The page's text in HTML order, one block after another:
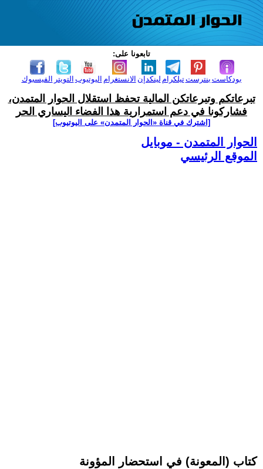
تابعونا على:
الفيسبوك التويتر اليوتيوب الانستغرام لينكدإن تيلكرامبنترست بودكاست
تبرعاتكم وتبرعاتكن المالية تحفظ استقلال الحوار المتمدن،
فشاركونا في دعم استمرارية هذا الفضاء اليساري الحر
[اشترك في قناة ‫«الحوار المتمدن» على اليوتيوب]
الحوار المتمدن - موبايل
الموقع الرئيسي
كتاب (المعونة) في استحضار المؤونة